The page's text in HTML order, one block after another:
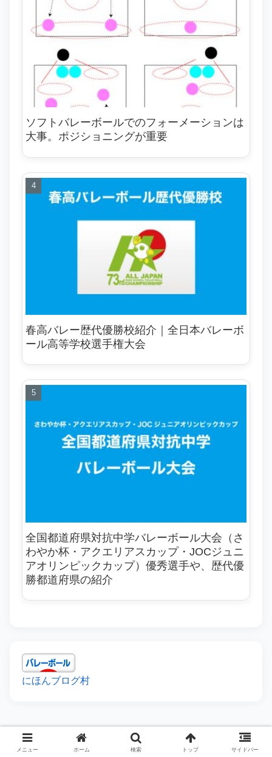
ソフトバレーボールでのフォーメーションは
大事。ポジショニングが重要
春高バレー歴代優勝校紹介｜全日本バレーボ
ール高等学校選手権大会
全国都道府県対抗中学バレーボール大会（さ
わやか杯・アクエリアスカップ・JOCジュニ
アオリンピックカップ）優秀選手や、歴代優
勝都道府県の紹介
にほんブログ村
メニュー ホーム 検索 トップ サイドバー